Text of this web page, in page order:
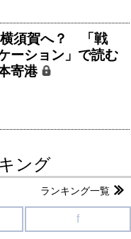
須賀へ？ 「戦
ーション」で読む
寄港
ング
ランキング一覧
f